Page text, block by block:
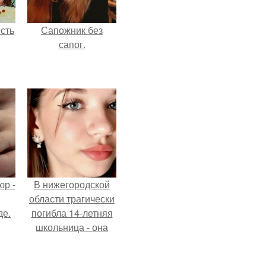
Сапожник без
сапог.
-
В нижегородской
области трагически
погибла 14-летняя
школьница - она